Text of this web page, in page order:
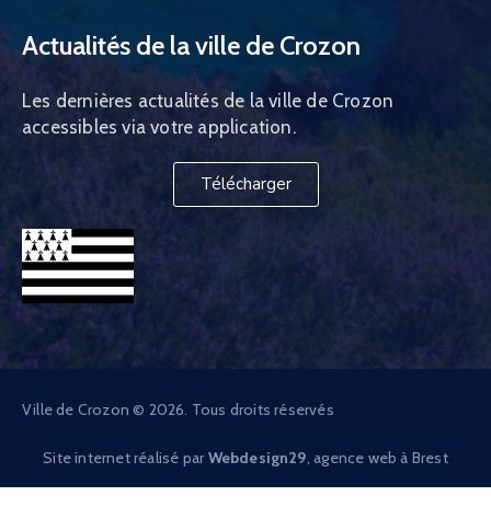
Actualités de la ville de Crozon
Les dernières actualités de la ville de Crozon
accessibles via votre application.
Télécharger
Ville de Crozon © 2026. Tous droits réservés
Site internet réalisé par Webdesign29 , agence web à Brest